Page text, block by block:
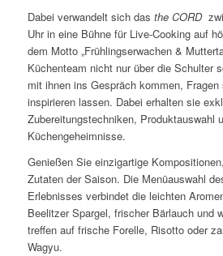
Dabei verwandelt sich das the CORD
Uhr in eine Bühne für Live-Cooking auf
dem Motto „Frühlingserwachen &
Küchenteam nicht nur über die Schulter
mit ihnen ins Gespräch kommen,
inspirieren lassen. Dabei erhalten sie
Zubereitungstechniken, Produktauswahl
Küchengeheimnisse.
Genießen Sie einzigartige
Zutaten der Saison. Die Menüauswahl
Erlebnisses verbindet die leichten
Beelitzer Spargel, frischer Bärlauch und
treffen auf frische Forelle, Risotto oder
Wagyu.